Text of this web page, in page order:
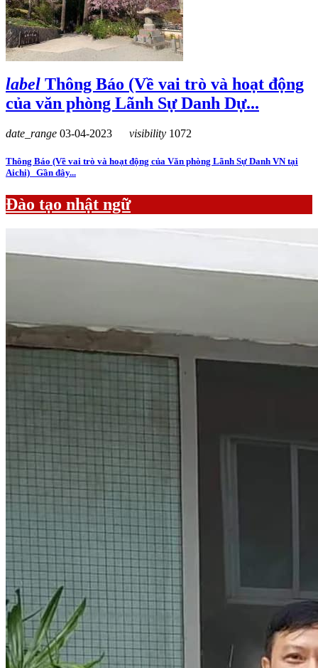
label Thông Báo (Về vai trò và hoạt động
của văn phòng Lãnh Sự Danh Dự...
date_range 03-04-2023 visibility 1072
Thông Báo (Về vai trò và hoạt động của Văn phòng Lãnh Sự Danh VN tại
Aichi) Gần đây...
Đào tạo nhật ngữ